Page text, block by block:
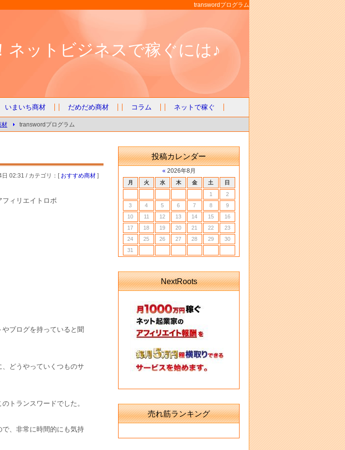
transwordプログラム
ネットビジネスで稼ぐには♪
いまいち商材 だめだめ商材 コラム ネットで稼ぐ
材 transwordプログラム
02:31 / カテゴリ：[ おすすめ商材 ]
ィリエイトロボ
ブログを持っていると聞
どうやっていくつものサ
トランスワードでした。
、非常に時間的にも気持
投稿カレンダー
« 2026年8月
月 火 水 木 金 土
日
1
2
3
4 5 6 7 8
9
10
11 12 13 14 15
16
17
18 19 20 21 22
23
24
25 26 27 28 29
30
31
NextRoots
売れ筋ランキング